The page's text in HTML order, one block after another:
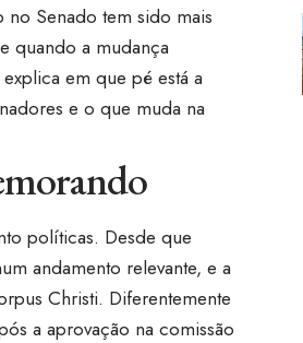
no Senado tem sido mais
quando a mudança
em que pé está a
e o que muda na
políticas. Desde que
andamento relevante, e a
Christi. Diferentemente
a aprovação na comissão